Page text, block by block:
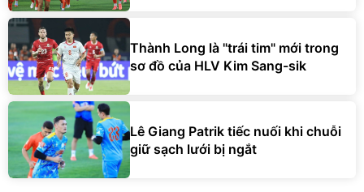
Thành Long là "trái tim" mới trong
sơ đồ của HLV Kim Sang-sik
Lê Giang Patrik tiếc nuối khi chuỗi
giữ sạch lưới bị ngắt